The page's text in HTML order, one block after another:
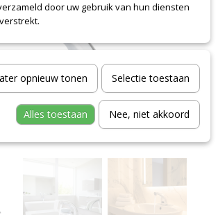
door uw gebruik van hun diensten
opnieuw tonen Selectie toestaan
Alles toestaan Nee, niet akkoord